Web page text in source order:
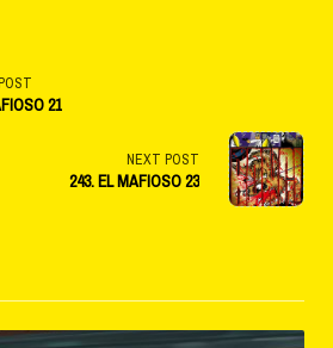
21
NEXT POST
243. EL MAFIOSO 23